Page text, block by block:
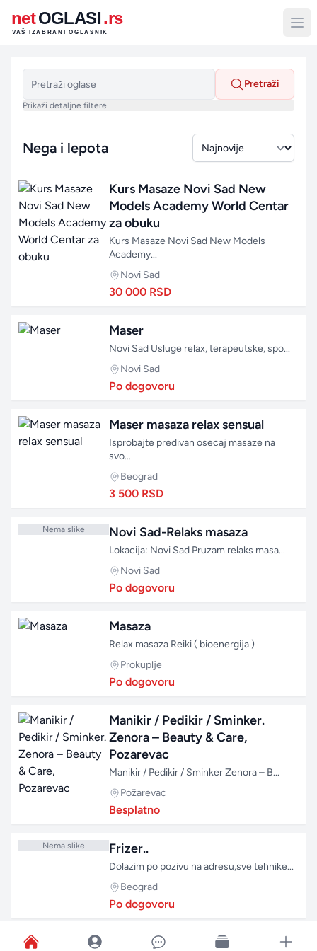
netOGLASI.rs
VAŠ IZABRANI OGLASNIK
Pretraži
Prikaži detaljne filtere
Nega i lepota
Sortiraj po
Kurs Masaze Novi Sad New
Models Academy World Centar
za obuku
Kurs Masaze Novi Sad New Models
Academy...
Novi Sad
30 000 RSD
Maser
Novi Sad Usluge relax, terapeutske, spo...
Novi Sad
Po dogovoru
Maser masaza relax sensual
Isprobajte predivan osecaj masaze na
svo...
Beograd
3 500 RSD
Nema slike Novi Sad-Relaks masaza
Lokacija: Novi Sad Pruzam relaks masa...
Novi Sad
Po dogovoru
Masaza
Relax masaza Reiki ( bioenergija )
Prokuplje
Po dogovoru
Manikir / Pedikir / Sminker.
Zenora – Beauty & Care,
Pozarevac
Manikir / Pedikir / Sminker Zenora – B...
Požarevac
Besplatno
Nema slike Frizer..
Dolazim po pozivu na adresu,sve tehnike...
Beograd
Po dogovoru